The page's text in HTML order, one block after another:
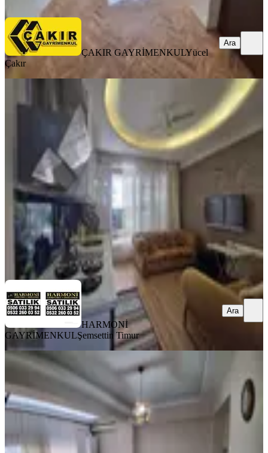
ÇAKIR GAYRİMENKULYücel
Çakır
Ara
Arkasında, Full Eşyalı Kiralık Geniş
1+1
Karşıyaka, Dedebaşı Mahallesi
1.5+1
· 80 m²·1. Kat ·11.05.2026
37.000 ₺
HARMONİ GAYRİMENKULŞemsettin Timur
HARMONİ
GAYRİMENKULŞemsettin Timur
Ara
MANZARALI
Kiralık Daire, Eşyalı, 2+1, Ara Kat,
Dedebaşında, Çakırdan
Karşıyaka, Dedebaşı Mahallesi
2+1·80 m²·3. Kat
35.000 ₺